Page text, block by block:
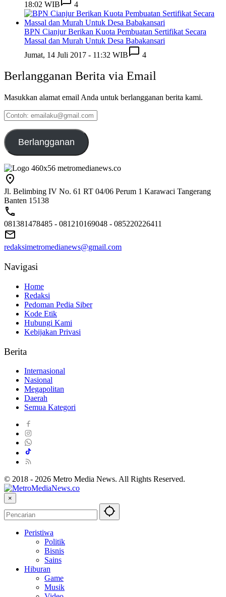
18:02 WIB
4
BPN Cianjur Berikan Kuota Pembuatan Sertifikat Secara
Massal dan Murah Untuk Desa Babakansari
Jumat, 14 Juli 2017 - 11:32 WIB
4
Berlangganan Berita via Email
Masukkan alamat email Anda untuk berlangganan berita kami.
Contoh:
emailaku@gmail.com
Berlangganan
Jl. Belimbing IV No. 61 RT 04/06 Perum 1 Karawaci Tangerang
Banten 15138
081381478485 - 081210169048 - 085220226411
redaksimetromedianews@gmail.com
Navigasi
Home
Redaksi
Pedoman Pedia Siber
Kode Etik
Hubungi Kami
Kebijakan Privasi
Berita
Internasional
Nasional
Megapolitan
Daerah
Semua Kategori
© 2018 - 2026 Metro Media News. All Rights Reserved.
×
Peristiwa
Politik
Bisnis
Sains
Hiburan
Game
Musik